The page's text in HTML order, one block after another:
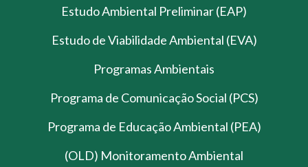
Estudo Ambiental Preliminar (EAP)
Estudo de Viabilidade Ambiental (EVA)
Programas Ambientais
Programa de Comunicação Social (PCS)
Programa de Educação Ambiental (PEA)
(OLD) Monitoramento Ambiental